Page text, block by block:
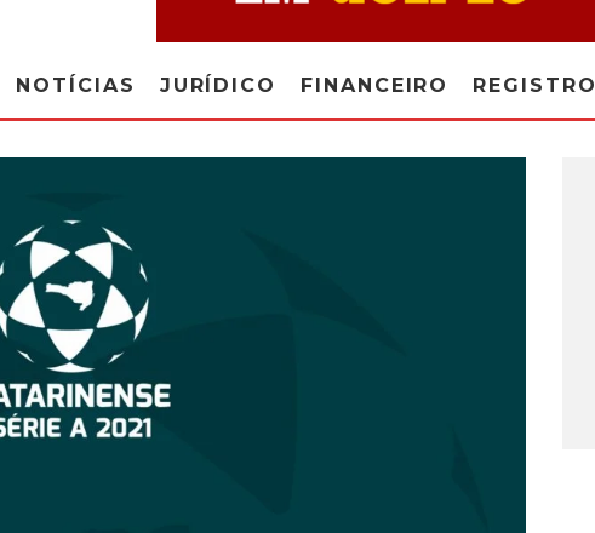
NOTÍCIAS JURÍDICO FINANCEIRO REGISTRO